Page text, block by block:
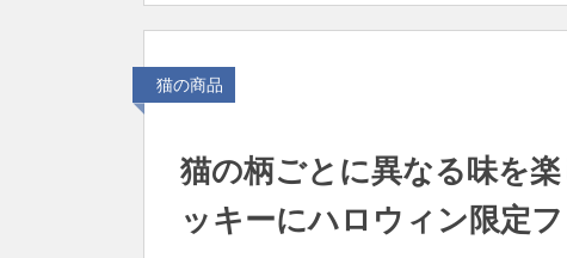
猫の商品
猫の柄ごとに異なる味を
ッキーにハロウィン限定